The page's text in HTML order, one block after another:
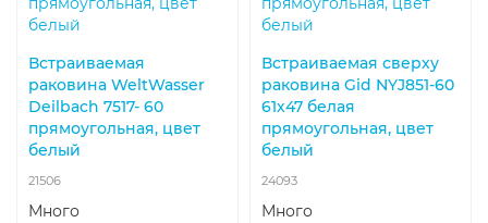
Встраиваемая
раковина WeltWasser
Deilbach 7517- 60
прямоугольная, цвет
белый
21506
Много
Встраиваемая сверху
раковина Gid NYJ851-60
61х47 белая
прямоугольная, цвет
белый
24093
Много